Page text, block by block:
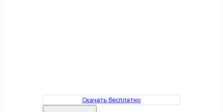
Скачать бесплатно